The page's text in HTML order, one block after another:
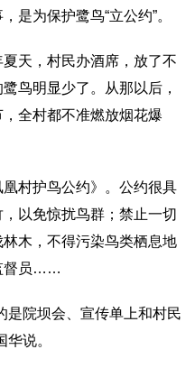
是为保护鹭鸟“立公约”。
天，村民办酒席，放了不
鸟明显少了。从那以后，
全村都不准燃放烟花爆
村护鸟公约》。公约很具
以免惊扰鸟群；禁止一切
木，不得污染鸟类栖息地
督员……
是院坝会、宣传单上和村民
说。